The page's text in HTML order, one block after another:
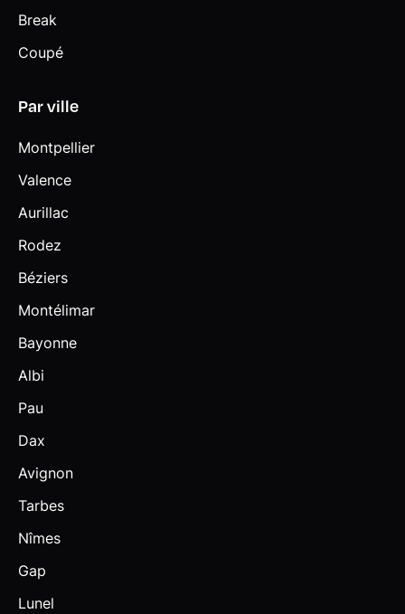
Break
Coupé
Par ville
Montpellier
Valence
Aurillac
Rodez
Béziers
Montélimar
Bayonne
Albi
Pau
Dax
Avignon
Tarbes
Nîmes
Gap
Lunel